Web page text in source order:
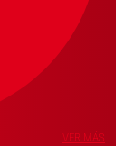
VER MÁS